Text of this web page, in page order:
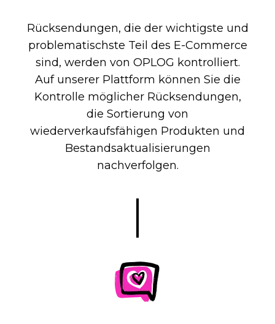
Rücksendungen, die der wichtigste und
problematischste Teil des E-Commerce
sind, werden von OPLOG kontrolliert.
Auf unserer Plattform können Sie die
Kontrolle möglicher Rücksendungen,
die Sortierung von
wiederverkaufsfähigen Produkten und
Bestandsaktualisierungen
nachverfolgen.